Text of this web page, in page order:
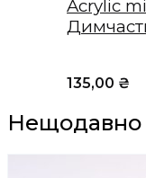
Acrylic
135,00 ₴
Нещодавно